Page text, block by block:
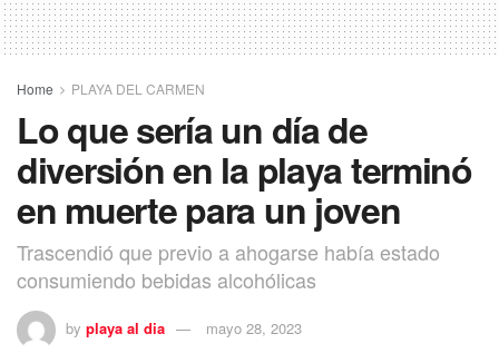
Home PLAYA DEL CARMEN
Lo que sería un día de
diversión en la playa terminó
en muerte para un joven
Trascendió que previo a ahogarse había estado
consumiendo bebidas alcohólicas
by playa al dia mayo 28, 2023